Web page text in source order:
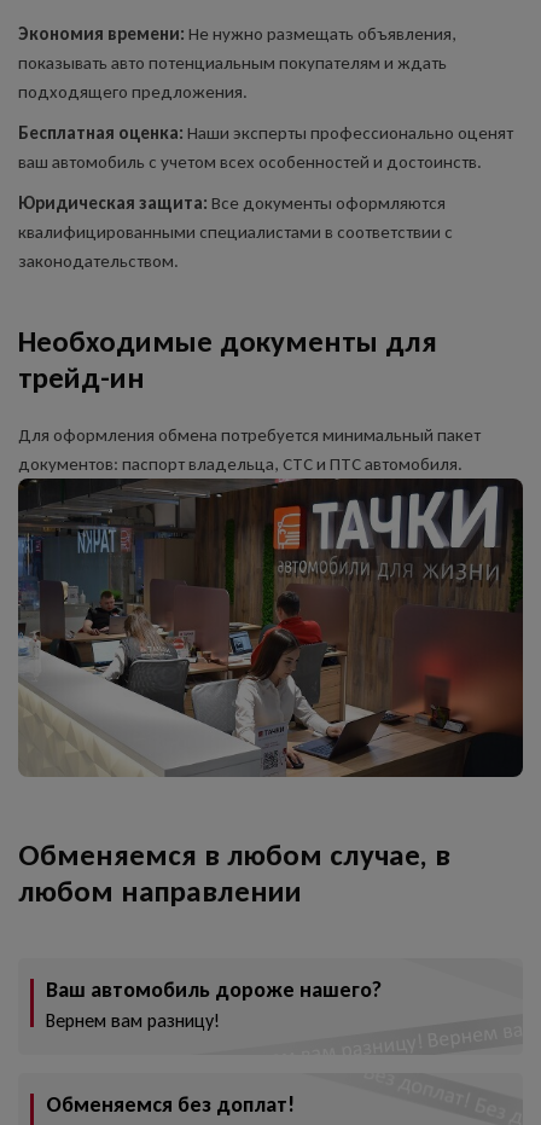
Экономия времени: Не нужно размещать объявления,
показывать авто потенциальным покупателям и ждать
подходящего предложения.
Бесплатная оценка: Наши эксперты профессионально оценят
ваш автомобиль с учетом всех особенностей и достоинств.
Юридическая защита: Все документы оформляются
квалифицированными специалистами в соответствии с
законодательством.
Необходимые документы для
трейд-ин
Для оформления обмена потребуется минимальный пакет
документов: паспорт владельца, СТС и ПТС автомобиля.
Обменяемся в любом случае, в
любом направлении
Ваш автомобиль дороже нашего?
Вернем вам разницу!
Обменяемся без доплат!